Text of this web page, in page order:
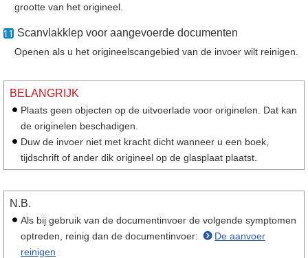
grootte van het origineel.
Scanvlakklep voor aangevoerde documenten
Openen als u het origineelscangebied van de invoer wilt reinigen.
BELANGRIJK
Plaats geen objecten op de uitvoerlade voor originelen. Dat kan
de originelen beschadigen.
Duw de invoer niet met kracht dicht wanneer u een boek,
tijdschrift of ander dik origineel op de glasplaat plaatst.
N.B.
Als bij gebruik van de documentinvoer de volgende symptomen
optreden, reinig dan de documentinvoer:
De aanvoer
reinigen